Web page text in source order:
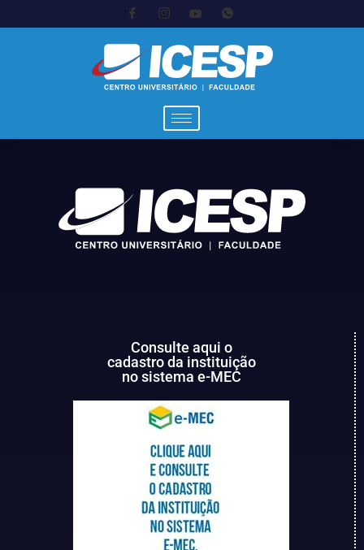
Consulte aqui o
cadastro da instituição
no sistema e-MEC